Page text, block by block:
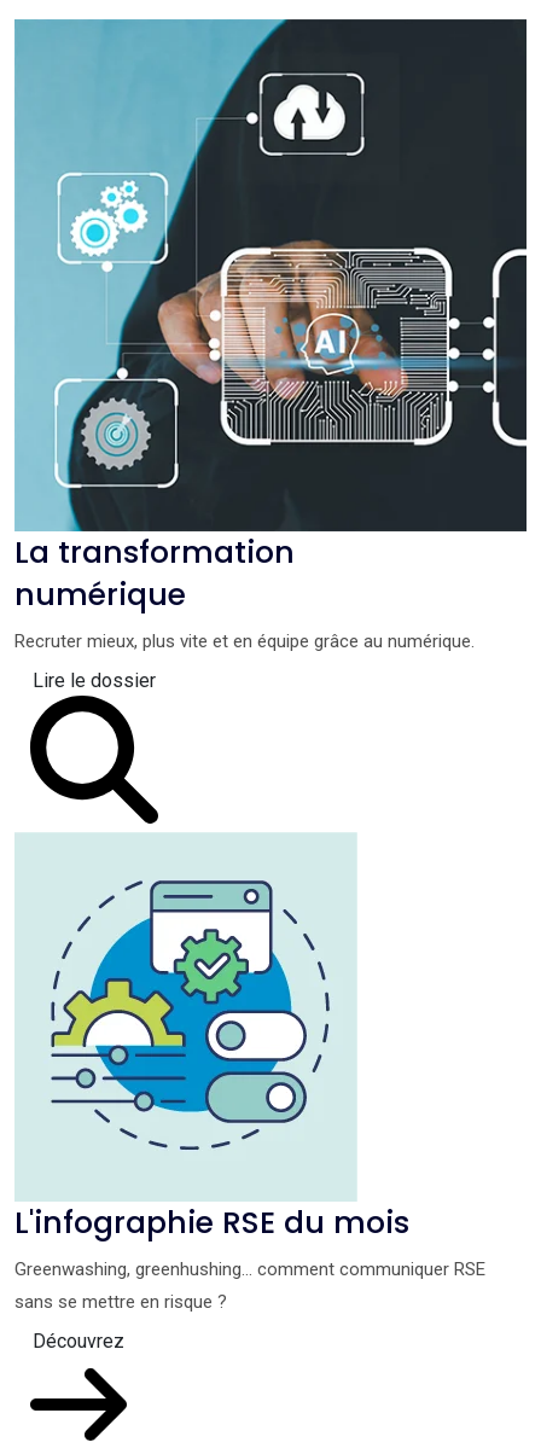
La transformation
numérique
Recruter mieux, plus vite et en équipe grâce au numérique.
Lire le dossier
L'infographie RSE du mois
Greenwashing, greenhushing… comment communiquer RSE
sans se mettre en risque ?
Découvrez